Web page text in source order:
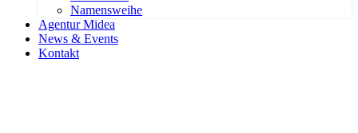
Namensweihe
Agentur Midea
News & Events
Kontakt